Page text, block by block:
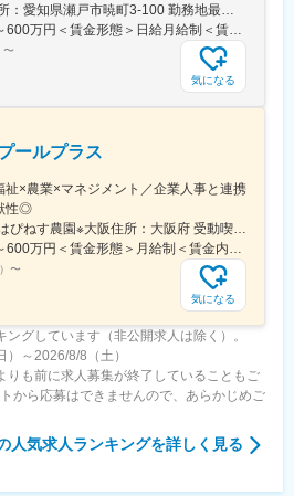
〜
気になる
ールプラス
祉×農業×マネジメント／企業人事と連携
性◎
〜
気になる
グしています（非公開求人は除く）。
～2026/8/8（土）
りも前に求人募集が終了していることもご
から応募はできませんので、あらかじめご
人気求人ランキングを詳しく見る